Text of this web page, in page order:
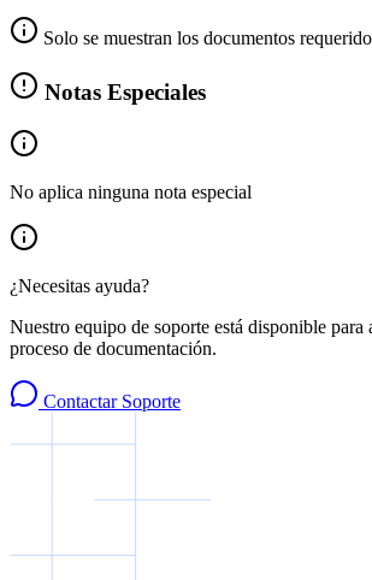
Solo se muestran los documentos
Notas Especiales
No aplica ninguna nota especial
¿Necesitas ayuda?
Nuestro equipo de soporte está disponible para
proceso de documentación.
Contactar Soporte